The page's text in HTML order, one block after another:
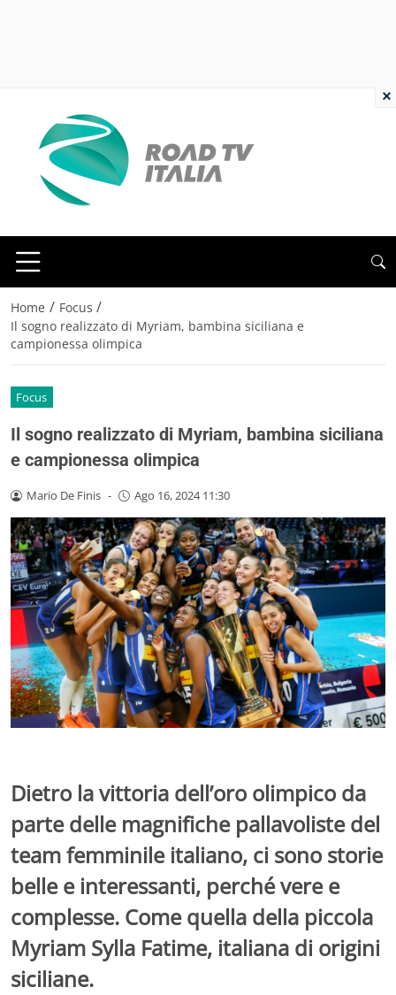
Home / Focus /
Il sogno realizzato di Myriam, bambina siciliana e
campionessa olimpica
Focus
Il sogno realizzato di Myriam, bambina siciliana
e campionessa olimpica
Mario De Finis - Ago 16, 2024 11:30
Dietro la vittoria dell’oro olimpico da
parte delle magnifiche pallavoliste del
team femminile italiano, ci sono storie
belle e interessanti, perché vere e
complesse. Come quella della piccola
Myriam Sylla Fatime, italiana di origini
siciliane.
×